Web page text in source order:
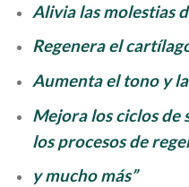
Alivia las molestias
Regenera el
Aumenta el tono y
Mejora los ciclos de
los procesos de
y mucho más”